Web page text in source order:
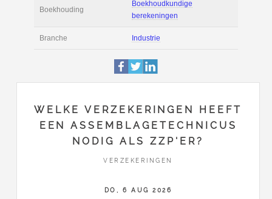
maand
Tarief
Boekhoudsoftware
Boekhouding
WELKE VERZEKERINGEN HEEFT
EEN ASSEMBLAGETECHNICUS
NODIG ALS ZZP'ER?
VERZEKERINGEN
DO, 6 AUG 2026